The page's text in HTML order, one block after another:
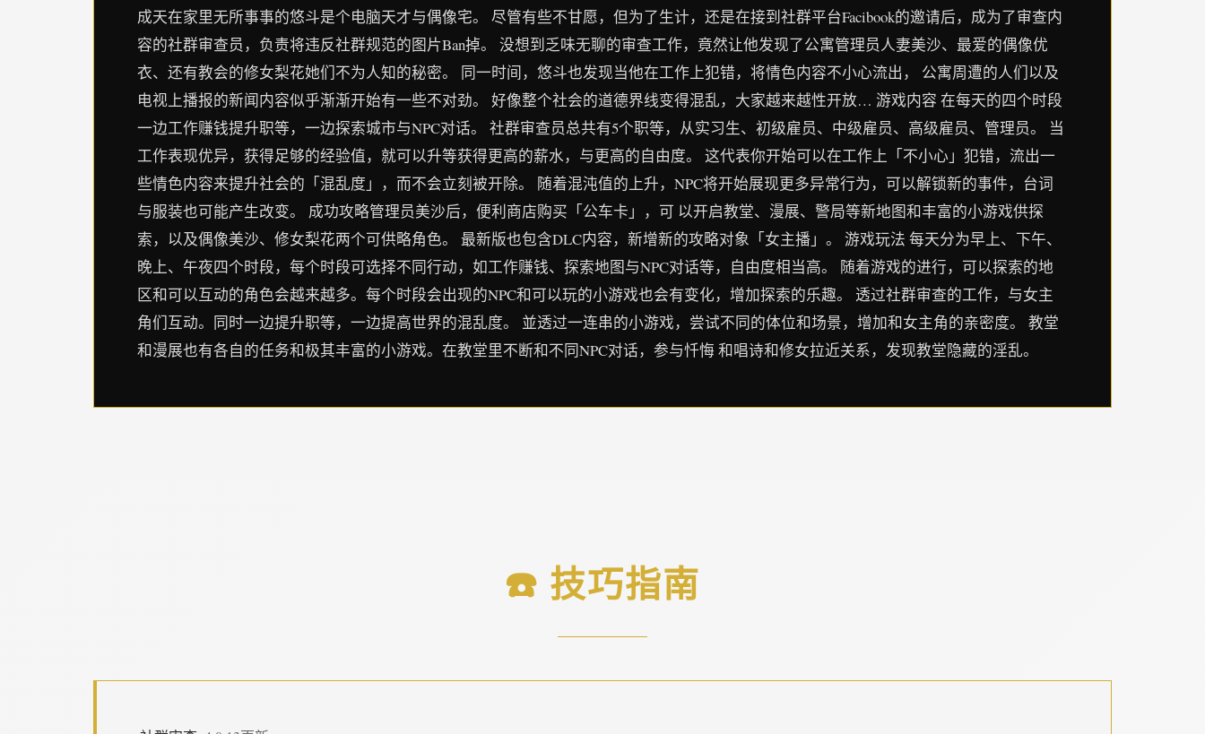
成天在家里无所事事的悠斗是个电脑天才与偶像宅。 尽管有些不甘愿，但为了生计，还是在接到社群平台Facibook的邀请后，成为了审查内
容的社群审查员，负责将违反社群规范的图片Ban掉。 没想到乏味无聊的审查工作，竟然让他发现了公寓管理员人妻美沙、最爱的偶像优
衣、还有教会的修女梨花她们不为人知的秘密。 同一时间，悠斗也发现当他在工作上犯错，将情色内容不小心流出， 公寓周遭的人们以及
电视上播报的新闻内容似乎渐渐开始有一些不对劲。 好像整个社会的道德界线变得混乱，大家越来越性开放… 游戏内容 在每天的四个时段
一边工作赚钱提升职等，一边探索城市与NPC对话。 社群审查员总共有5个职等，从实习生、初级雇员、中级雇员、高级雇员、管理员。 当
工作表现优异，获得足够的经验值，就可以升等获得更高的薪水，与更高的自由度。 这代表你开始可以在工作上「不小心」犯错，流出一
些情色内容来提升社会的「混乱度」，而不会立刻被开除。 随着混沌值的上升，NPC将开始展现更多异常行为，可以解锁新的事件，台词
与服装也可能产生改变。 成功攻略管理员美沙后，便利商店购买「公车卡」，可 以开启教堂、漫展、警局等新地图和丰富的小游戏供探
索，以及偶像美沙、修女梨花两个可供略角色。 最新版也包含DLC内容，新增新的攻略对象「女主播」。 游戏玩法 每天分为早上、下午、
晚上、午夜四个时段，每个时段可选择不同行动，如工作赚钱、探索地图与NPC对话等，自由度相当高。 随着游戏的进行，可以探索的地
区和可以互动的角色会越来越多。每个时段会出现的NPC和可以玩的小游戏也会有变化，增加探索的乐趣。 透过社群审查的工作，与女主
角们互动。同时一边提升职等，一边提高世界的混乱度。 並透过一连串的小游戏，尝试不同的体位和场景，增加和女主角的亲密度。 教堂
和漫展也有各自的任务和极其丰富的小游戏。在教堂里不断和不同NPC对话，参与忏悔 和唱诗和修女拉近关系，发现教堂隐藏的淫乱。
☎️ 技巧指南